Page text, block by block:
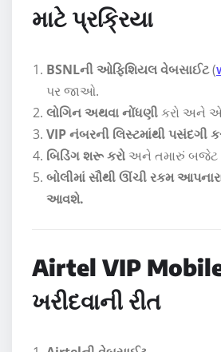
માટે પ્રક્રિયા
BSNLની ઓફિશિયલ વેબસાઈટ(
પર જાઓ.
લોગિન અથવા નોંધણી કરો અને
VIP નંબરની લિસ્ટમાંથી પસંદગી
બિડિંગ શરૂ કરો અને તમારું બજેટ
બોલીમાં સૌથી ઊંચી રકમ
આવશે.
Airtel VIP
ખરીદવાની રીત